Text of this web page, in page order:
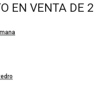
EN VENTA DE